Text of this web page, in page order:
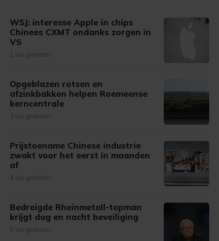
WSJ: interesse Apple in chips
Chinees CXMT ondanks zorgen in
VS
1 uur geleden
Opgeblazen rotsen en
afzinkbakken helpen Roemeense
kerncentrale
3 uur geleden
Prijstoename Chinese industrie
zwakt voor het eerst in maanden
af
4 uur geleden
Bedreigde Rheinmetall-topman
krijgt dag en nacht beveiliging
5 uur geleden